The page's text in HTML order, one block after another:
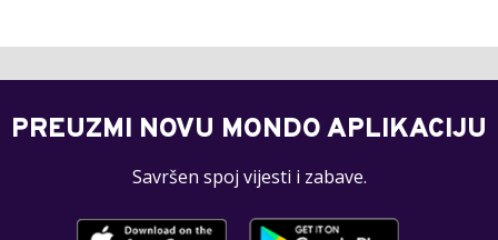
PREUZMI NOVU MONDO APLIKACIJU
Savršen spoj vijesti i zabave.